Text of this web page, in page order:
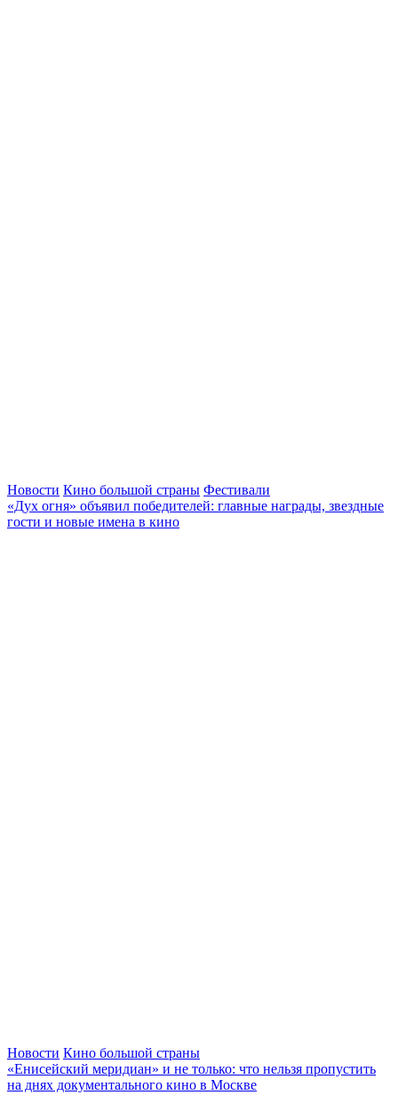
Новости Кино большой страны Фестивали
«Дух огня» объявил победителей: главные награды, звездные
гости и новые имена в кино
Новости Кино большой страны
«Енисейский меридиан» и не только: что нельзя пропустить
на днях документального кино в Москве